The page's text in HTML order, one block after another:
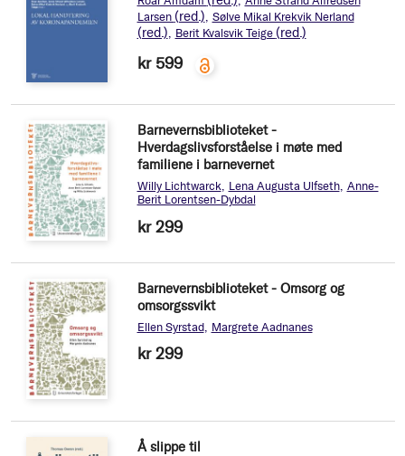
Larsen (red.) Sølve Mikal Krekvik Nerland
(red.) Berit Kvalsvik Teige (red.)
kr 599
Barnevernsbiblioteket -
Hverdagslivsforståelse i møte med
familiene i barnevernet
Willy Lichtwarck Lena Augusta Ulfseth Anne-
Berit Lorentsen-Dybdal
kr 299
Barnevernsbiblioteket - Omsorg og
omsorgssvikt
Ellen Syrstad Margrete Aadnanes
kr 299
Å slippe til